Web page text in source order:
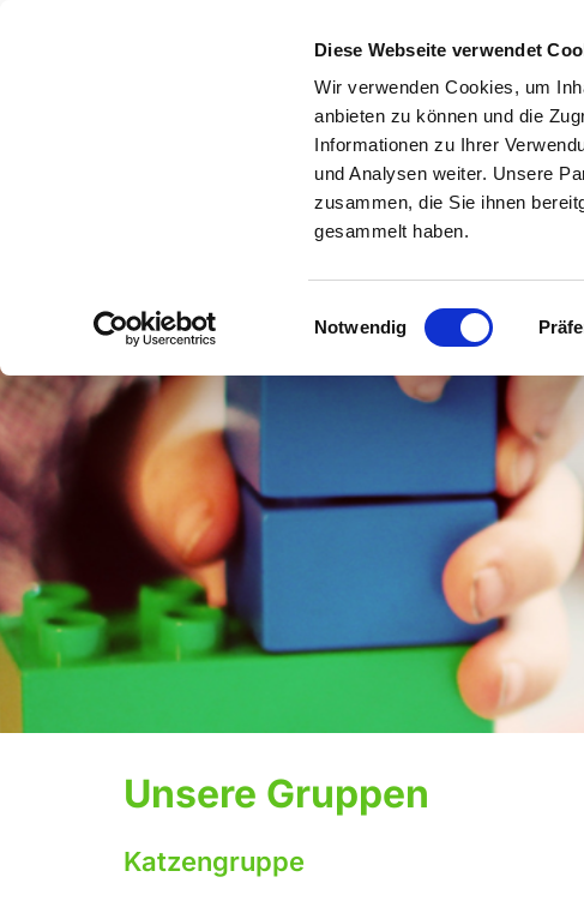
Diese Webseite verwendet
Wir verwenden Cookies, um
anbieten zu können und die
Informationen zu Ihrer
und Analysen weiter. Unsere
zusammen, die Sie ihnen
gesammelt haben.
Einwilligungsauswahl
Notwendig
Unsere Gruppen
Katzengruppe